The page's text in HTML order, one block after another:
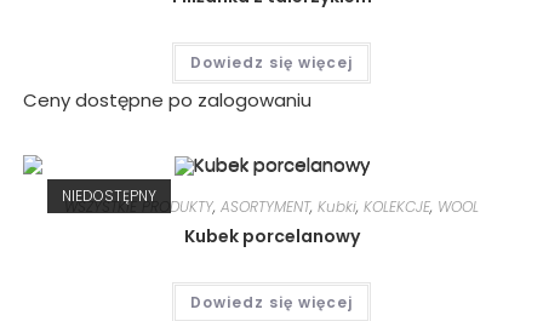
Dowiedz się więcej
Ceny dostępne po zalogowaniu
NIEDOSTĘPNY
WSZYSTKIE PRODUKTY, ASORTYMENT, Kubki, KOLEKCJE, WOOL
Kubek porcelanowy
Dowiedz się więcej